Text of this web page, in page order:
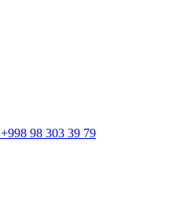
+998 98 303 39 79